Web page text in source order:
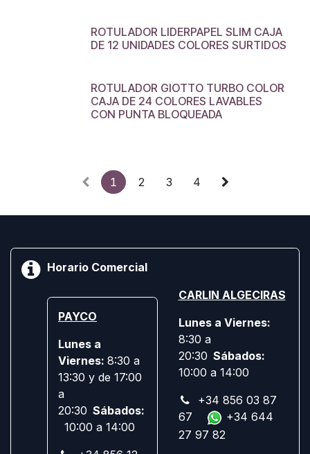
ROTULADOR LIDERPAPEL SLIM CAJA
DE 12 UNIDADES COLORES SURTIDOS
ROTULADOR GIOTTO TURBO COLOR
CAJA DE 24 COLORES LAVABLES
CON PUNTA BLOQUEADA
1 2 3 4
Horario Comercial
PAYCO
Lunes a
Viernes: 8:30 a
13:30 y de 17:00
a
20:30 Sábados:
10:00 a 14:00
CARLIN ALGECIRAS
Lunes a Viernes:
8:30 a
20:30 Sábados:
10:00 a 14:00
+34 856 03 87
67
+34 644
27 97 82